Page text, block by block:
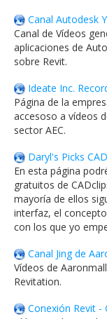
Canal Autodesk
Canal de Vídeos
aplicaciones de
sobre Revit.
Ideate Inc.
Página de la
accesoso a vídeos
sector AEC.
Daryl's Picks
En esta página
gratuitos de
mayoría de ellos
interfaz, el
con los que yo
Canal Jing de
Vídeos de
Revitation.
Conexión Revit -